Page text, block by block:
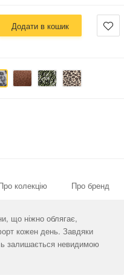
Додати в кошик
колекцію Про бренд
що ніжно облягає,
кожен день. Завдяки
залишається невидимою